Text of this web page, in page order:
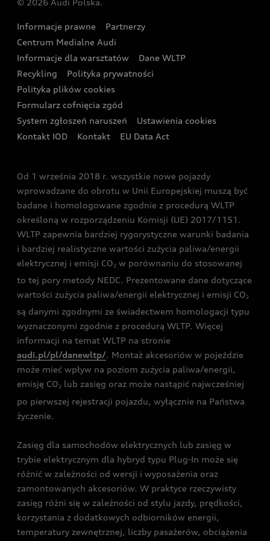
Wyszukaj najbliższego Partnera Audi
Oferta dla przedsiębiorców
Oferta dla klientów prywatnych
Kalkulator rat
Ubezpieczenie
Audi exclusive
Zasięg
Gwarancja
Akcje serwisowe Audi
Katalog online akcesoriów
Audi i Muzeum Sztuki Nowoczesnej w Warszawie
Audi driving experience
Audi quattro Cup
Audi i Puchar Świata w Skokach Narciarskich w
Zakopanem
© 2026 Audi Polska.
Informacje prawne
Partnerzy
Centrum Medialne Audi
Informacje dla warsztatów
Dane WLTP
Recykling
Polityka prywatności
Polityka plików cookies
Formularz cofnięcia zgód
System zgłoszeń naruszeń
Ustawienia cookies
Kontakt IOD
Kontakt EU Data Act
Od 1 września 2018 r. wszystkie nowe pojazdy
wprowadzane do obrotu w Unii Europejskiej muszą być
badane i homologowane zgodnie z procedurą WLTP
określoną w rozporządzeniu Komisji (UE) 2017/1151.
WLTP zapewnia bardziej rygorystyczne warunki badania
i bardziej realistyczne wartości zużycia paliwa/energii
elektrycznej i emisji CO2 w porównaniu do stosowanej
to tej pory metody NEDC. Prezentowane dane dotyczące
wartości zużycia paliwa/energii elektrycznej i emisji CO2
są danymi zgodnymi ze świadectwem homologacji typu
wyznaczonymi zgodnie z procedurą WLTP. Więcej
informacji na temat WLTP na stronie
audi.pl/pl/danewltp/. Montaż akcesoriów w pojeździe
może mieć wpływ na poziom zużycia paliwa/energii,
emisję CO2 lub zasięg oraz może nastąpić najwcześniej
po pierwszej rejestracji pojazdu, wyłącznie na Państwa
życzenie.
Zasięg dla samochodów elektrycznych lub zasięg w
trybie elektrycznym dla hybryd typu Plug-In może się
różnić w zależności od wersji i wyposażenia oraz
zamontowanych akcesoriów. W praktyce rzeczywisty
zasięg różni się w zależności od stylu jazdy, prędkości,
korzystania z dodatkowych odbiorników energii,
temperatury zewnętrznej, liczby pasażerów, obciążenia